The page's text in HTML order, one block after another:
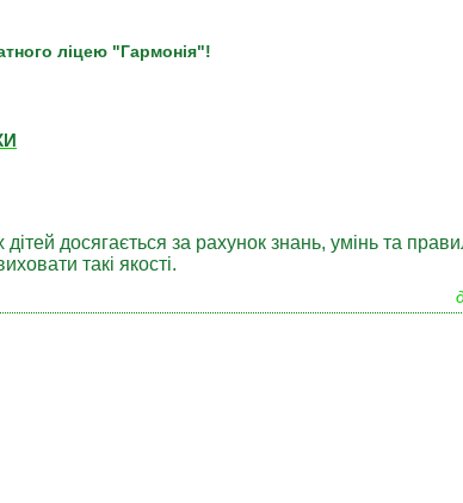
ліцею "Гармонія"!
досягається за рахунок знань, умінь та
такі якості.